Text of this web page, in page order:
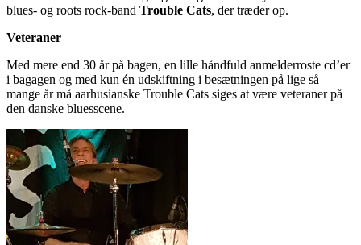
blues- og roots rock-band Trouble Cats, der træder op.
Veteraner
Med mere end 30 år på bagen, en lille håndfuld anmelderroste cd’er
i bagagen og med kun én udskiftning i besætningen på lige så
mange år må aarhusianske Trouble Cats siges at være veteraner på
den danske bluesscene.